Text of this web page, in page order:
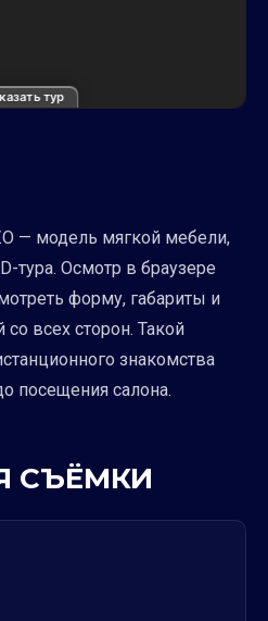
тур
— модель мягкой мебели,
тура. Осмотр в браузере
форму, габариты и
всех сторон. Такой
знакомства
посещения салона.
СЪЁМКИ